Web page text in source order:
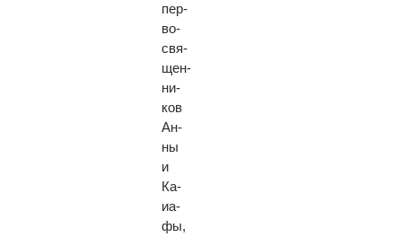
пер­
во­
свя­
щен­
ни­
ков
Ан­
ны
и
Ка­
иа­
фы,